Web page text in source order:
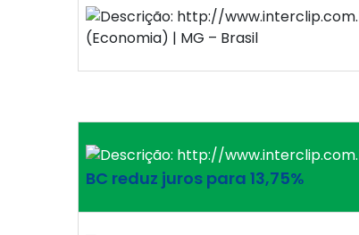
(Economia) | MG – Brasil
BC reduz juros para 13,75%